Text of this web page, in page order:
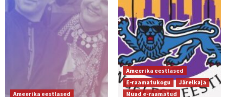
Ameerika eestlased
Ameerika eestlased
E-raamatukogu
Järelkaja
Muud e-raamatud